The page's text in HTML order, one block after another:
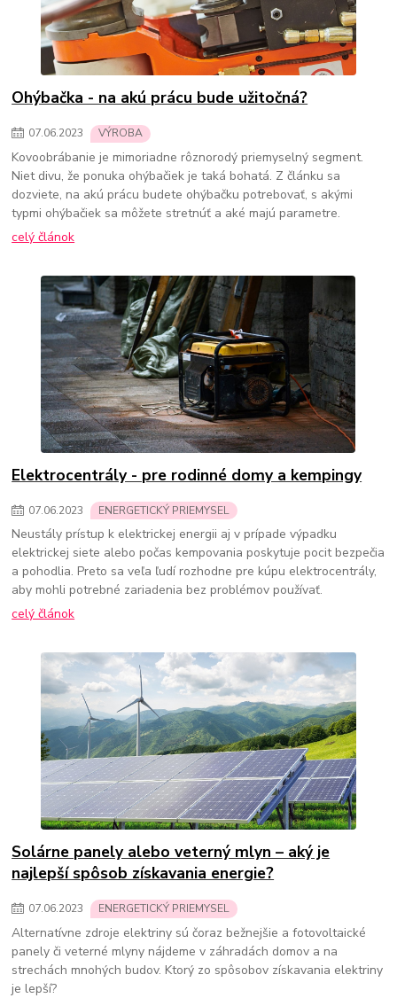
Ohýbačka - na akú prácu bude užitočná?
07.06.2023 VÝROBA
Kovoobrábanie je mimoriadne rôznorodý priemyselný segment.
Niet divu, že ponuka ohýbačiek je taká bohatá. Z článku sa
dozviete, na akú prácu budete ohýbačku potrebovať, s akými
typmi ohýbačiek sa môžete stretnúť a aké majú parametre.
celý článok
Elektrocentrály - pre rodinné domy a kempingy
07.06.2023 ENERGETICKÝ PRIEMYSEL
Neustály prístup k elektrickej energii aj v prípade výpadku
elektrickej siete alebo počas kempovania poskytuje pocit bezpečia
a pohodlia. Preto sa veľa ľudí rozhodne pre kúpu elektrocentrály,
aby mohli potrebné zariadenia bez problémov používať.
celý článok
Solárne panely alebo veterný mlyn – aký je
najlepší spôsob získavania energie?
07.06.2023 ENERGETICKÝ PRIEMYSEL
Alternatívne zdroje elektriny sú čoraz bežnejšie a fotovoltaické
panely či veterné mlyny nájdeme v záhradách domov a na
strechách mnohých budov. Ktorý zo spôsobov získavania elektriny
je lepší?